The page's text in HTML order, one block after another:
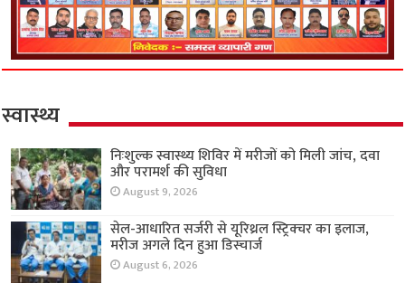
स्वास्थ्य
निःशुल्क स्वास्थ्य शिविर में मरीजों को मिली जांच, दवा
और परामर्श की सुविधा
August 9, 2026
सेल-आधारित सर्जरी से यूरिथ्रल स्ट्रिक्चर का इलाज,
मरीज अगले दिन हुआ डिस्चार्ज
August 6, 2026